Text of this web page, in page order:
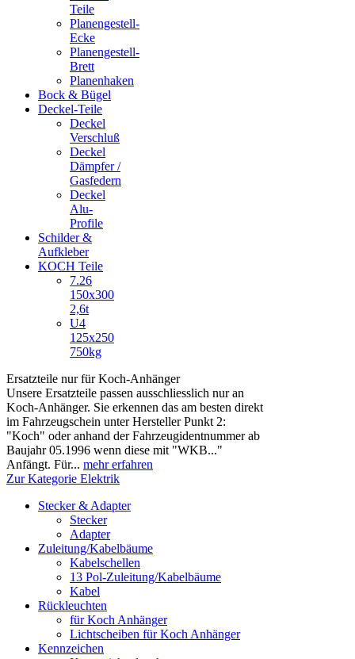
Teile
Planengestell-
Ecke
Planengestell-
Brett
Planenhaken
Bock & Bügel
Deckel-Teile
Deckel
Verschluß
Deckel
Dämpfer /
Gasfedern
Deckel
Alu-
Profile
Schilder &
Aufkleber
KOCH Teile
7.26
150x300
2,6t
U4
125x250
750kg
Ersatzteile nur für Koch-Anhänger
Unsere Ersatzteile passen ausschliesslich nur an
Koch-Anhänger. Sie erkennen das am besten direkt
im Fahrzeugschein unter Hersteller Punkt 2:
"Koch" oder anhand der Fahrzeugidentnummer ab
Baujahr 05.1996 wenn diese mit "WKB..."
Anfängt. Für... mehr erfahren
Zur Kategorie Elektrik
Stecker & Adapter
Stecker
Adapter
Zuleitung/Kabelbäume
Kabelschellen
13 Pol-Zuleitung/Kabelbäume
Kabel
Rückleuchten
für Koch Anhänger
Lichtscheiben für Koch Anhänger
Kennzeichen